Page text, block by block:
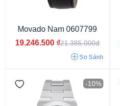
Movado Nam 0607799
19.246.500 ₫21.385.000đ
So Sánh
-10%